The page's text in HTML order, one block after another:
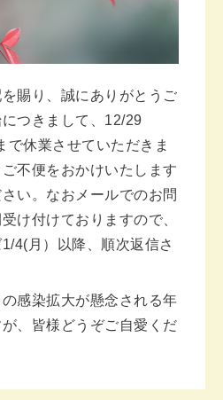
賜り、誠にありがとうご
つきまして、12/29
で休業させていただきま
不便をおかけいたします
い。なおメールでのお問
け付けておりますので、
4(月）以降、順次返信さ
感染拡大が懸念される年
、皆様どうぞご自愛くだ